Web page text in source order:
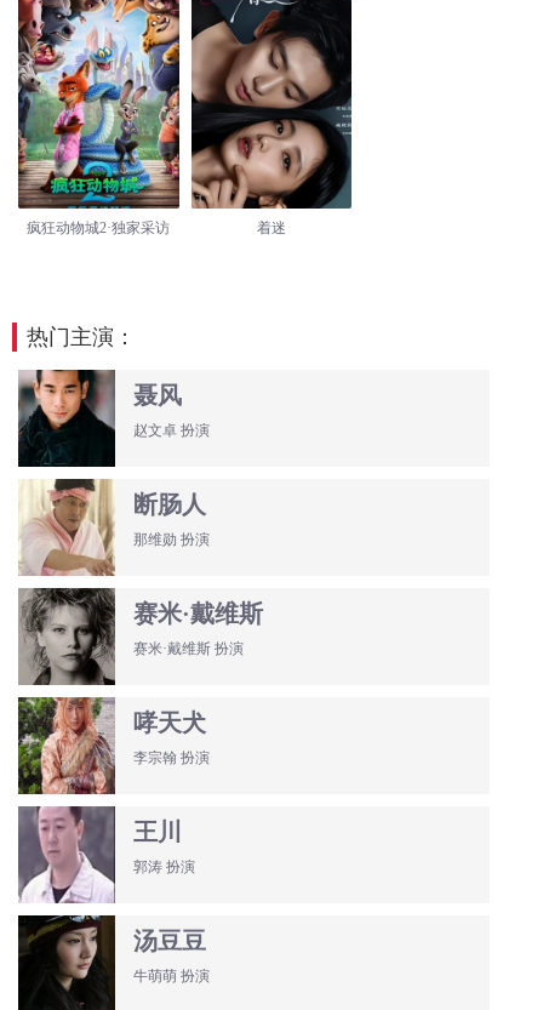
疯狂动物城2·独家采访 着迷
热门主演：
聂风
赵文卓 扮演
断肠人
那维勋 扮演
赛米·戴维斯
赛米·戴维斯 扮演
哮天犬
李宗翰 扮演
王川
郭涛 扮演
汤豆豆
牛萌萌 扮演